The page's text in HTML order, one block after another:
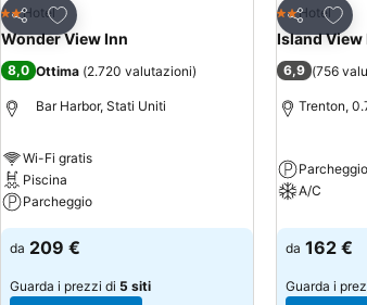
Condividi
Aggiungi ai preferiti
2 Stelle
Hotel
Wonder View Inn
8,0 Ottima (2.720 valutazioni)
Bar Harbor, Stati Uniti
Wi-Fi gratis
Piscina
Parcheggio
da 209 €
Guarda i prezzi di 5 siti
Condividi
2 Stelle
Hotel
Island View
6,9 (756
Trenton,
Parcheggio
A/C
da 162 €
Guarda i